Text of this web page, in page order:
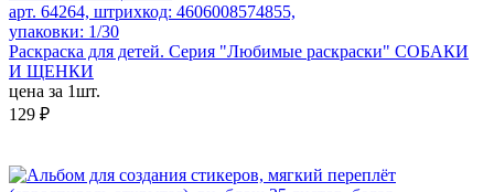
арт. 64264, штрихкод: 4606008574855,
упаковки: 1/30
Раскраска для детей. Серия "Любимые раскраски" СОБАКИ
И ЩЕНКИ
цена за 1шт.
129 ₽